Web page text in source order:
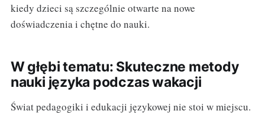
kiedy dzieci są szczególnie otwarte na nowe
doświadczenia i chętne do nauki.
W głębi tematu: Skuteczne metody
nauki języka podczas wakacji
Świat pedagogiki i edukacji językowej nie stoi w miejscu.